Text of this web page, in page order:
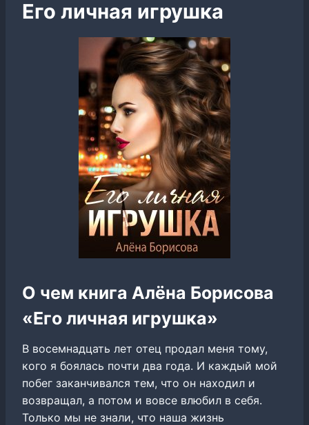
Его личная игрушка
О чем книга Алёна Борисова
«Его личная игрушка»
В восемнадцать лет отец продал меня тому,
кого я боялась почти два года. И каждый мой
побег заканчивался тем, что он находил и
возвращал, а потом и вовсе влюбил в себя.
Только мы не знали, что наша жизнь